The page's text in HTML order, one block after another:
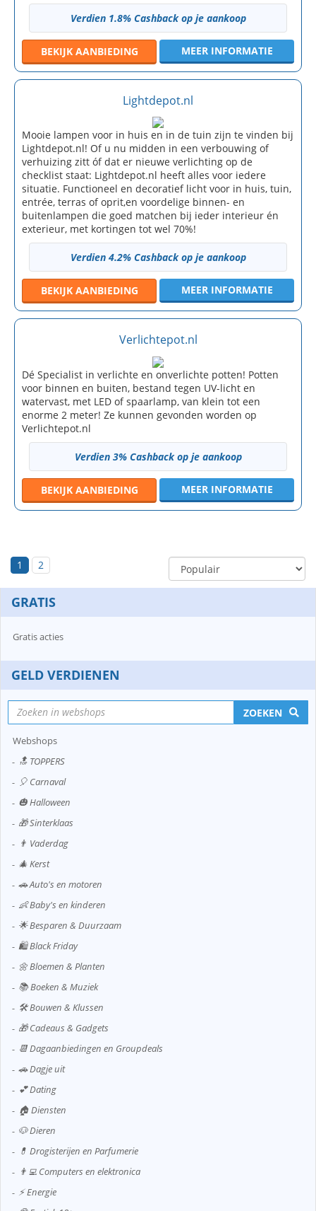
Verdien 1.8% Cashback op je aankoop
BEKIJK AANBIEDING MEER INFORMATIE
Lightdepot.nl
Mooie lampen voor in huis en in de tuin zijn te vinden bij
Lightdepot.nl! Of u nu midden in een verbouwing of
verhuizing zitt óf dat er nieuwe verlichting op de
checklist staat: Lightdepot.nl heeft alles voor iedere
situatie. Functioneel en decoratief licht voor in huis, tuin,
entrée, terras of oprit,en voordelige binnen- en
buitenlampen die goed matchen bij ieder interieur én
exterieur, met kortingen tot wel 70%!
Verdien 4.2% Cashback op je aankoop
BEKIJK AANBIEDING MEER INFORMATIE
Verlichtepot.nl
Dé Specialist in verlichte en onverlichte potten! Potten
voor binnen en buiten, bestand tegen UV-licht en
watervast, met LED of spaarlamp, van klein tot een
enorme 2 meter! Ze kunnen gevonden worden op
Verlichtepot.nl
Verdien 3% Cashback op je aankoop
BEKIJK AANBIEDING MEER INFORMATIE
1 2
GRATIS
Gratis acties
GELD VERDIENEN
ZOEKEN
Webshops
🔝 TOPPERS
🎈 Carnaval
🎃 Halloween
🎁 Sinterklaas
👨 Vaderdag
🎄 Kerst
🚗 Auto's en motoren
👶 Baby's en kinderen
🌟 Besparen & Duurzaam
🛍️ Black Friday
🌼 Bloemen & Planten
📚 Boeken & Muziek
🛠️ Bouwen & Klussen
🎁 Cadeaus & Gadgets
📆 Dagaanbiedingen en Groupdeals
🚗 Dagje uit
💕 Dating
🏠 Diensten
🐶 Dieren
💊 Drogisterijen en Parfumerie
👨‍💻 Computers en elektronica
⚡ Energie